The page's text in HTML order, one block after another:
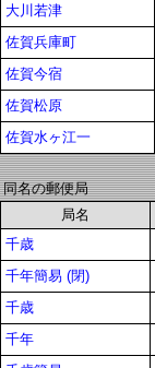
大川若津
佐賀兵庫町
佐賀今宿
佐賀松原
佐賀水ヶ江一
同名の郵便局
局名
千歳
千年簡易 (閉)
千歳
千年